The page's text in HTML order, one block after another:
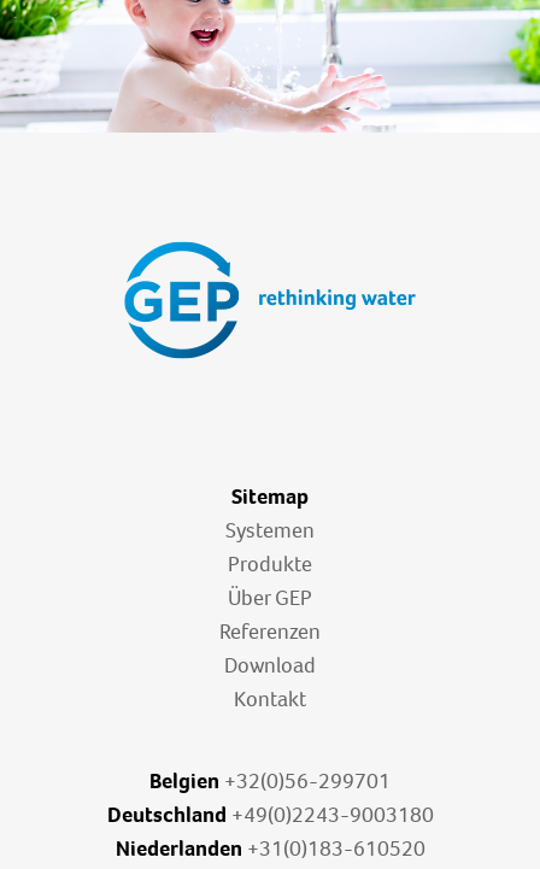
Sitemap
Systemen
Produkte
Über GEP
Referenzen
Download
Kontakt
Belgien +32(0)56-299701
Deutschland +49(0)2243-9003180
Niederlanden +31(0)183-610520